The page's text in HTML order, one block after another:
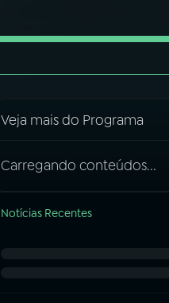
Veja mais do Programa
Carregando conteúdos...
Notícias Recentes